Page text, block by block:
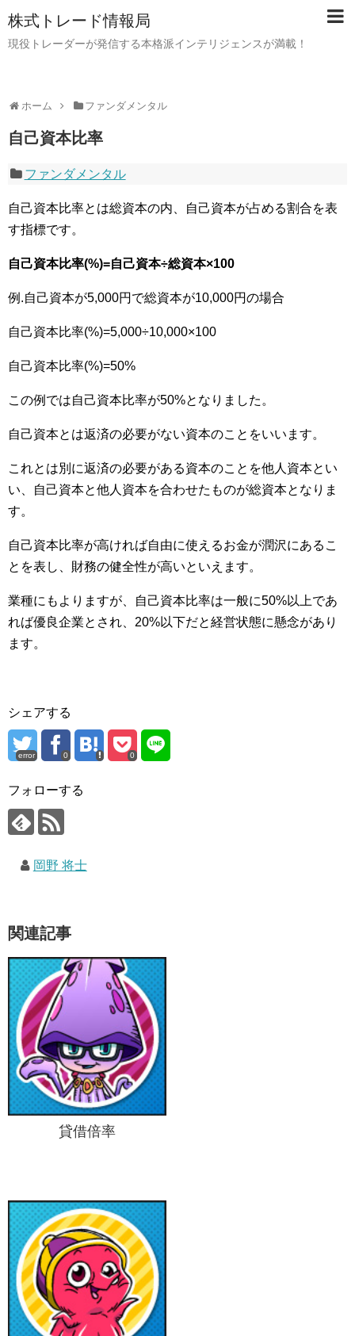
株式トレード情報局
現役トレーダーが発信する本格派インテリジェンスが満載！
ホーム ファンダメンタル
自己資本比率
ファンダメンタル
自己資本比率とは総資本の内、自己資本が占める割合を表
す指標です。
自己資本比率(%)=自己資本÷総資本×100
例.自己資本が5,000円で総資本が10,000円の場合
自己資本比率(%)=5,000÷10,000×100
自己資本比率(%)=50%
この例では自己資本比率が50%となりました。
自己資本とは返済の必要がない資本のことをいいます。
これとは別に返済の必要がある資本のことを他人資本とい
い、自己資本と他人資本を合わせたものが総資本となりま
す。
自己資本比率が高ければ自由に使えるお金が潤沢にあるこ
とを表し、財務の健全性が高いといえます。
業種にもよりますが、自己資本比率は一般に50%以上であ
れば優良企業とされ、20%以下だと経営状態に懸念があり
ます。
シェアする
error 0 0
フォローする
岡野 将士
関連記事
貸借倍率